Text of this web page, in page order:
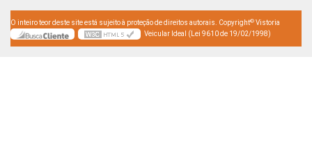
O inteiro teor deste site está sujeito à proteção de direitos autorais. Copyright© Vistoria
Veicular Ideal (Lei 9610 de 19/02/1998)